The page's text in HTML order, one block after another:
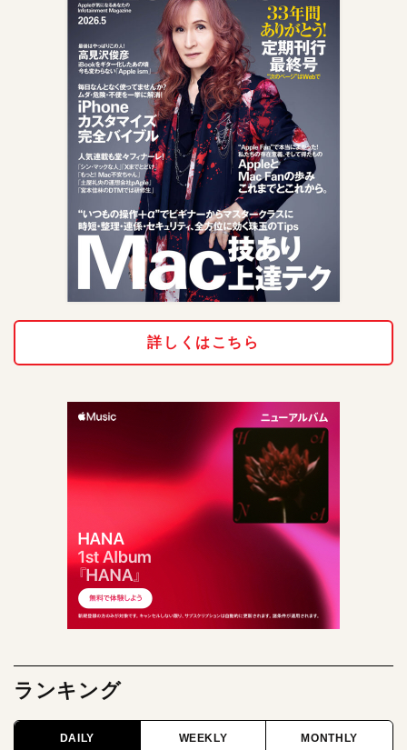
詳しくはこちら
ランキング
DAILY WEEKLY MONTHLY